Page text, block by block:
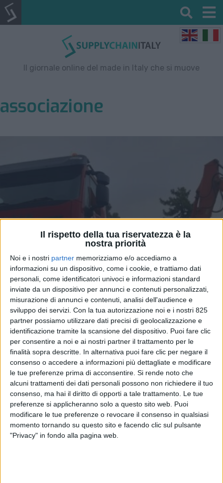
Il rispetto della tua riservatezza è la
nostra priorità
Noi e i nostri partner memorizziamo e/o accediamo a
informazioni su un dispositivo, come i cookie, e trattiamo dati
personali, come identificatori univoci e informazioni standard
inviate da un dispositivo per annunci e contenuti personalizzati,
misurazione di annunci e contenuti, analisi dell'audience e
sviluppo dei servizi. Con la tua autorizzazione noi e i nostri 825
partner possiamo utilizzare dati precisi di geolocalizzazione e
identificazione tramite la scansione del dispositivo. Puoi fare clic
per consentire a noi e ai nostri partner il trattamento per le
finalità sopra descritte. In alternativa puoi fare clic per negare il
consenso o accedere a informazioni più dettagliate e modificare
le tue preferenze prima di acconsentire. Si rende noto che
alcuni trattamenti dei dati personali possono non richiedere il tuo
consenso, ma hai il diritto di opporti a tale trattamento. Le tue
preferenze si applicheranno solo a questo sito web. Puoi
modificare le tue preferenze o revocare il consenso in qualsiasi
momento tornando su questo sito e facendo clic sul pulsante
"Privacy" in fondo alla pagina web.
Il giornale online del made in Italy che si muove
associazione
Lega Trasporto Marmo in
Blocchi: nata l’associazione dei
trasportatori del marmo
apuano
TRASPORTI 30 GIUGNO 2026